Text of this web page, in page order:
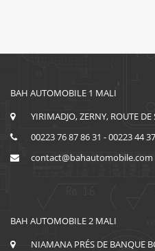
BAH AUTOMOBILE 1 MALI
YIRIMADJO, ZERNY, ROUTE
00223 76 87 86 31 - 00223 44
contact@bahautomobile.com
BAH AUTOMOBILE 2 MALI
NIAMANA PRÉS DE BANQUE